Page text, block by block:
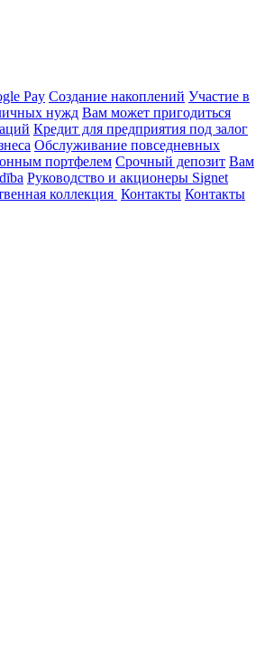
Pay Создание накоплений Участие в
нужд Вам может пригодиться
Кредит для предприятия под залог
Обслуживание повседневных
портфелем Срочный депозит Вам
Руководство и акционеры Signet
коллекция Контакты Контакты